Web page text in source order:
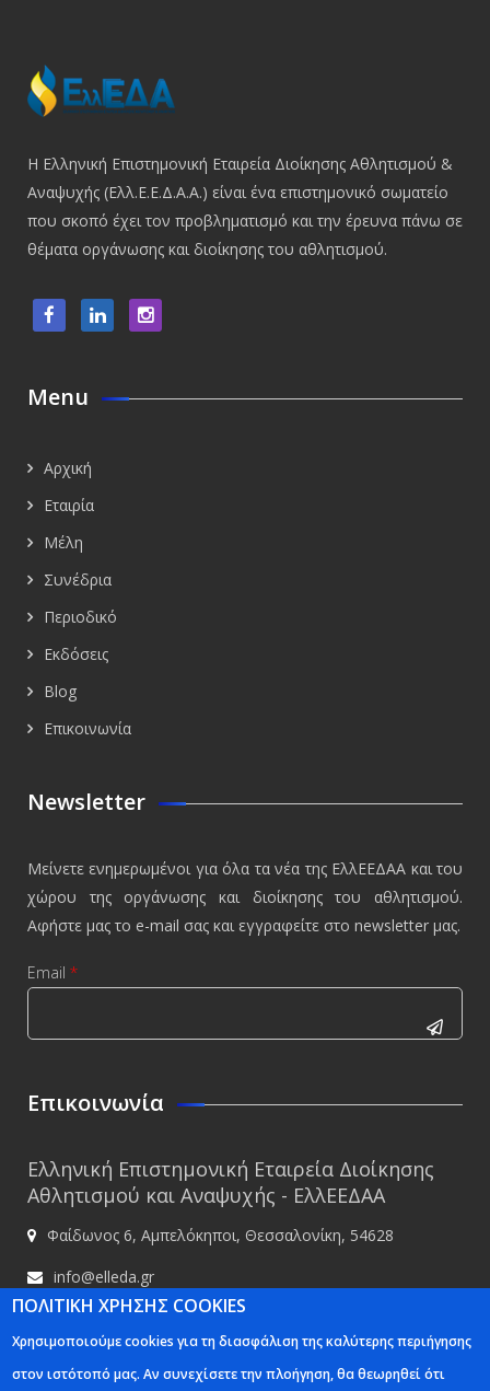
Η Ελληνική Επιστημονική Εταιρεία Διοίκησης Αθλητισμού &
Αναψυχής (Ελλ.Ε.Ε.Δ.Α.Α.) είναι ένα επιστημονικό σωματείο
που σκοπό έχει τον προβληματισμό και την έρευνα πάνω σε
θέματα οργάνωσης και διοίκησης του αθλητισμού.
Menu
Αρχική
Εταιρία
Μέλη
Συνέδρια
Περιοδικό
Εκδόσεις
Blog
Επικοινωνία
Newsletter
Μείνετε ενημερωμένοι για όλα τα νέα της ΕλλΕΕΔΑΑ και του
χώρου της οργάνωσης και διοίκησης του αθλητισμού.
Αφήστε μας το e-mail σας και εγγραφείτε στο newsletter μας.
Email *
This
whether or
not you are
a human
visitor and
to prevent
spam
submissions.
Επικοινωνία
Ελληνική Επιστημονική Εταιρεία Διοίκησης
Αθλητισμού και Αναψυχής - ΕλλΕΕΔΑΑ
Φαίδωνος 6, Αμπελόκηποι, Θεσσαλονίκη, 54628
info@elleda.gr
www.elleda.gr
ΠΟΛΙΤΙΚΗ ΧΡΗΣΗΣ COOKIES
Χρησιμοποιούμε cookies για τη διασφάλιση της καλύτερης περιήγησης
στον ιστότοπό μας. Αν συνεχίσετε την πλοήγηση, θα θεωρηθεί ότι